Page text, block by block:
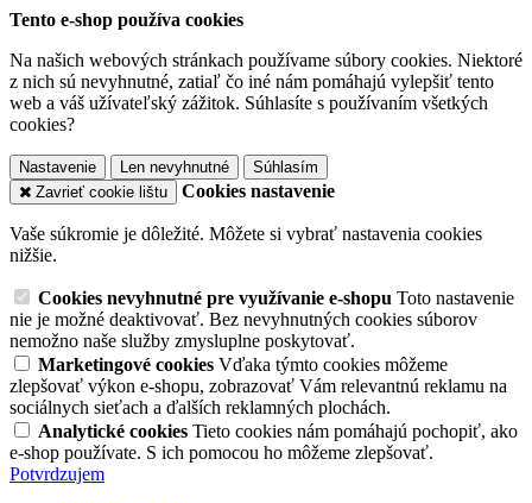
Tento e-shop používa cookies
Na našich webových stránkach používame súbory cookies. Niektoré
z nich sú nevyhnutné, zatiaľ čo iné nám pomáhajú vylepšiť tento
web a váš užívateľský zážitok. Súhlasíte s používaním všetkých
cookies?
Nastavenie Len nevyhnutné
Súhlasím
Zavrieť cookie lištu
Cookies nastavenie
Vaše súkromie je dôležité. Môžete si vybrať nastavenia cookies
nižšie.
Cookies nevyhnutné pre využívanie e-shopu Toto nastavenie
nie je možné deaktivovať. Bez nevyhnutných cookies súborov
nemožno naše služby zmysluplne poskytovať.
Marketingové cookies Vďaka týmto cookies môžeme
zlepšovať výkon e-shopu, zobrazovať Vám relevantnú reklamu na
sociálnych sieťach a ďalších reklamných plochách.
Analytické cookies Tieto cookies nám pomáhajú pochopiť, ako
e-shop používate. S ich pomocou ho môžeme zlepšovať.
Potvrdzujem